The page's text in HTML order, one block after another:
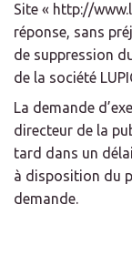
Site « http://
réponse, sans
de suppression
de la société
La demande
directeur de la
tard dans un
à disposition du
demande.